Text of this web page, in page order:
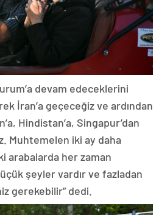
devam edeceklerini
İran’a geçeceğiz ve ardından
Hindistan’a, Singapur’dan
Muhtemelen iki ay daha
arabalarda her zaman
şeyler vardır ve fazladan
gerekebilir” dedi.